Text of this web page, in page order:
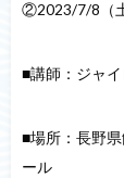
②2023/7/8（
■講師：ジャ
■場所：長野
ール